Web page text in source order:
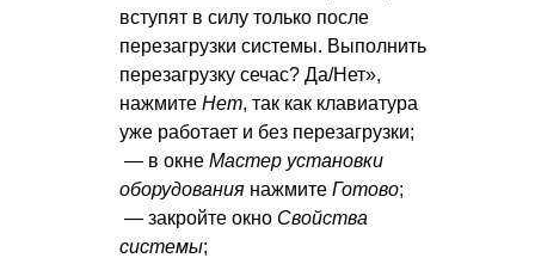
вступят в силу только после
перезагрузки системы. Выполнить
перезагрузку сечас? Да/Нет»,
нажмите Нет, так как клавиатура
уже работает и без перезагрузки;
— в окне Мастер установки
оборудования нажмите Готово;
— закройте окно Свойства
системы;